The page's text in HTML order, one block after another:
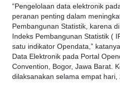
“Pengelolaan data elektronik
peranan penting dalam
Pembangunan Statistik, karena
Indeks Pembangunan Statistik (
satu indikator Opendata,”
Data Elektronik pada Portal
Convention, Bogor, Jawa Barat.
dilaksanakan selama empat hari,